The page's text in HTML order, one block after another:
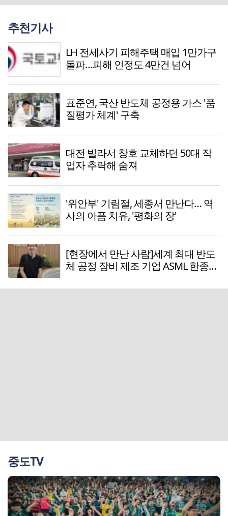
추천기사
LH 전세사기 피해주택 매입 1만가구
돌파…피해 인정도 4만건 넘어
표준연, 국산 반도체 공정용 가스 '품
질평가 체계' 구축
대전 빌라서 창호 교체하던 50대 작
업자 추락해 숨져
'위안부' 기림절, 세종서 만난다… 역
사의 아픔 치유, '평화의 장'
[현장에서 만난 사람]세계 최대 반도
체 공정 장비 제조 기업 ASML 한종호
중도TV